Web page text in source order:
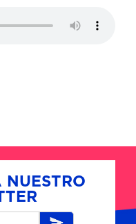
NUESTRO